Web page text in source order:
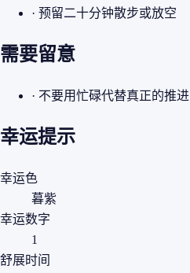
· 预留二十分钟散步或放空
需要留意
· 不要用忙碌代替真正的推进
幸运提示
幸运色
暮紫
幸运数字
1
舒展时间